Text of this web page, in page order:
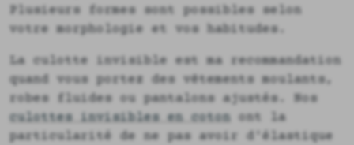
Plusieurs formes sont possibles selon
votre morphologie et vos habitudes.
La culotte invisible est ma recommandation
quand vous portez des vêtements moulants,
robes fluides ou pantalons ajustés. Nos
culottes invisibles en coton ont la
particularité de ne pas avoir d'élastique